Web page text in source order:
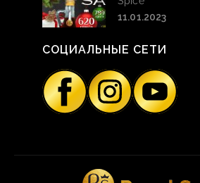
11.01.2023
СОЦИАЛЬНЫЕ СЕТИ